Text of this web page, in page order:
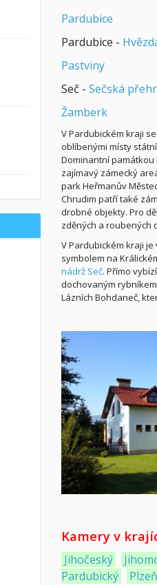
Pardubice
Pardubice -
Pastviny
Seč - Sečská
Žamberk
V Pardubickém kraji
oblíbenými místy
Dominantní památkou
zajímavý zámecký
park Heřmanův
Chrudim patří také
drobné objekty. Pro
zděných a roubených
V Pardubickém kraji
symbolem na
nádrž Seč. Přímo
dochovaným
Lázních Bohdaneč,
Kamery v
Jihočeský
Pardubický